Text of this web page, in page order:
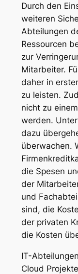
Durch den
weiteren
Abteilungen
Ressourcen
zur
Mitarbeiter.
daher in
zu leisten.
nicht zu
werden.
dazu
überwachen.
die Spesen
der
und
sind, die
der privaten
die Kosten
IT-
Cloud